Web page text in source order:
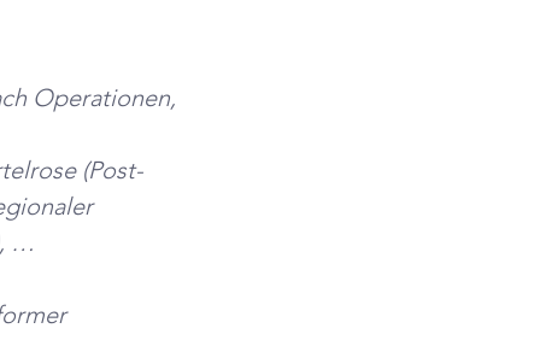
Operationen,
(Post-
…